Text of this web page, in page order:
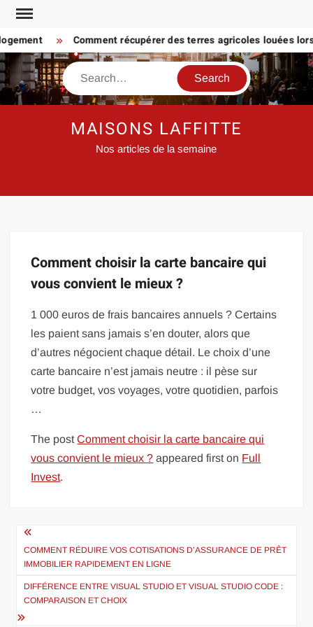
Skip
content
Comment récupérer des terres agricoles louées
Search
MAISONS LAFFITTE
Nos articles de la semaine
Comment choisir la carte bancaire qui
vous convient le mieux ?
1 000 euros de frais bancaires annuels ? Certains
les paient sans jamais s’en douter, alors que
d’autres négocient chaque détail. Le choix d’une
carte bancaire n’est jamais neutre : il pèse sur
votre budget, vos voyages, votre quotidien, parfois
…
The postComment choisir la carte bancaire qui
vous convient le mieux ? appeared first on Full
Invest.
Navigation
de
l’article
COMMENT RÉDUIRE VOS COTISATIONS D’ASSURANCE DE PRÊT
IMMOBILIER RAPIDEMENT EN LIGNE
DIFFÉRENCE ENTRE VISUAL STUDIO ET VISUAL STUDIO CODE :
COMPARAISON ET CHOIX